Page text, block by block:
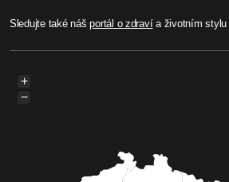
Sledujte také nášportál o zdravía životním stylu
+
−